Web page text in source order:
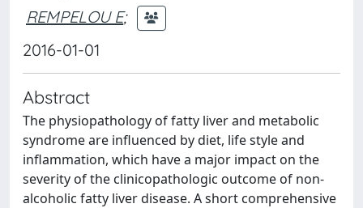
REMPELOU E;
2016-01-01
Abstract
The physiopathology of fatty liver and metabolic
syndrome are influenced by diet, life style and
inflammation, which have a major impact on the
severity of the clinicopathologic outcome of non-
alcoholic fatty liver disease. A short comprehensive